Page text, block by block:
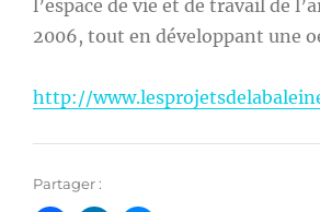
l’espace de vie et de travail de
2006, tout en développant une
http://
Partager :